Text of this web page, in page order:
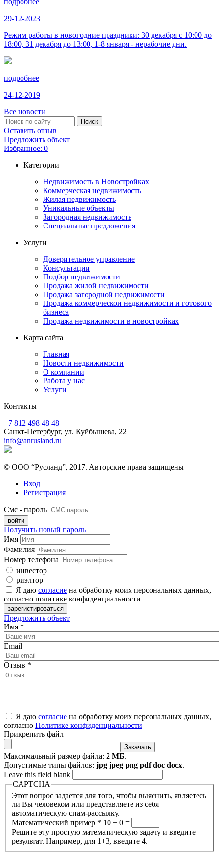
29-12-2023
Режим работы в новогодние праздники: 30 декабря с 10:00 до
18:00, 31 декабря до 13:00, 1-8 января - нерабочие дни.
подробнее
24-12-2019
Все новости
Оставить отзыв
Предложить объект
Избранное: 0
Категории
Недвижимость в Новостройках
Коммерческая недвижимость
Жилая недвижимость
Уникальные объекты
Загородная недвижимость
Специальные предложения
Услуги
Доверительное управление
Консультации
Подбор недвижимости
Продажа жилой недвижимости
Продажа загородной недвижимости
Продажа коммерческой недвижимости и готового
бизнеса
Продажа недвижимости в новостройках
Карта сайта
Главная
Новости недвижимости
О компании
Работа у нас
Услуги
Контакты
+7 812 498 48 48
Санкт-Петербург, ул. Куйбышева, 22
info@anrusland.ru
© ООО “Русланд”, 2017. Авторские права защищены
Вход
Регистрация
Смс - пароль
Получить новый пароль
Имя
Фамилия
Номер телефона
инвестор
риэлтор
Я даю согласие на обработку моих персональных данных,
согласно политике конфиденциальности
Предложить объект
Имя *
Email
Отзыв *
Я даю согласие на обработку моих персональных данных,
согласно Политике конфиденциальности
Прикрепить файл
Максимальный размер файла: 2 МБ.
Допустимые типы файлов: jpg jpeg png pdf doc docx.
Leave this field blank
CAPTCHA
Этот вопрос задается для того, чтобы выяснить, являетесь
ли Вы человеком или представляете из себя
автоматическую спам-рассылку.
Математический пример * 10 + 0 =
Решите эту простую математическую задачу и введите
результат. Например, для 1+3, введите 4.